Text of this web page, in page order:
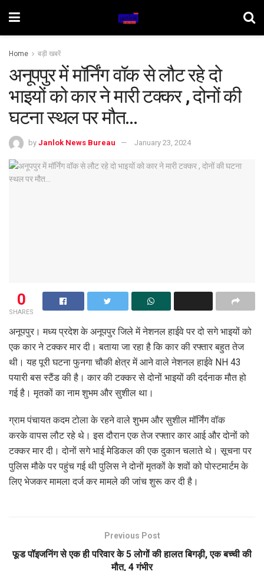
Home बड़ी खबरें
अनूपपुर में मॉर्निंग वॉक से लौट रहे दो
भाइयों को कार ने मारी टक्कर , दोनों की
घटना स्थल पर मौत…
by Janlok News Bureau January 23, 2024
0
SHARES
अनूपपुर। मध्य प्रदेश के अनूपपुर जिले में नेशनल हाईवे पर दो सगे भाइयों को
एक कार ने टक्कर मार दी। बताया जा रहा है कि कार की रफ्तार बहुत तेज
थी। यह पूरी घटना फुनगा चौकी क्षेत्र में आने वाले नेशनल हाईवे NH 43
पयारी बस स्टैंड की है। कार की टक्कर से दोनों भाइयों की दर्दनाक मौत हो
गई है। मृतकों का नाम शुभम और सुशील था।
ग्राम पंचायत कदम टोला के रहने वाले शुभम और सुशील मॉर्निंग वॉक
करके वापस लौट रहे थे। इस दौरान एक तेज रफ्तार कार आई और दोनों को
टक्कर मार दी। दोनों सगे भाई मेडिकल की एक दुकान चलाते थे। सूचना पर
पुलिस मौके पर पहुंच गई थी पुलिस ने दोनों मृतकों के शवों को पोस्टमार्टम के
लिए भेजकर मामला दर्ज कर मामले की जांच शुरू कर दी है।
Previous Post
फूड पॉइजनिंग से एक ही परिवार के 5 लोगों की हालत बिगड़ी, एक बच्ची की
मौत, 4 गंभीर